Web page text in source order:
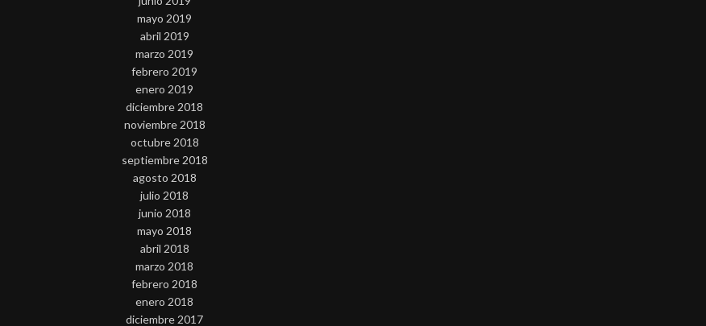
mayo 2019
abril 2019
marzo 2019
febrero 2019
enero 2019
diciembre 2018
noviembre 2018
octubre 2018
septiembre 2018
agosto 2018
julio 2018
junio 2018
mayo 2018
abril 2018
marzo 2018
febrero 2018
enero 2018
diciembre 2017